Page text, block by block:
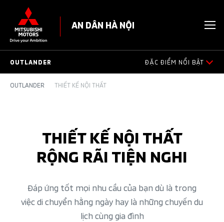
AN DÂN HÀ NỘI
OUTLANDER ĐẶC ĐIỂM NỔI BẬT
THIẾT KẾ NỘI THẤT
AN TOÀN
VẬN HÀNH
PHỤ KIỆN CHÍNH HÃNG
OUTLANDER THIẾT KẾ NỘI THẤT
THIẾT KẾ NỘI THẤT
RỘNG RÃI TIỆN NGHI
Đáp ứng tốt mọi nhu cầu của bạn dù là trong
việc di chuyển hằng ngày hay là những chuyến du
lịch cùng gia đình